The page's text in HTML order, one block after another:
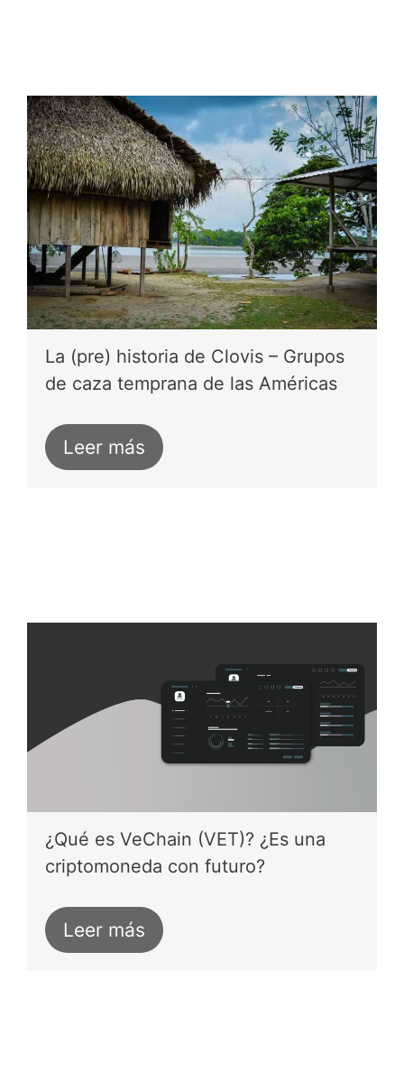
La (pre) historia de Clovis – Grupos
de caza temprana de las Américas
Leer más
¿Qué es VeChain (VET)? ¿Es una
criptomoneda con futuro?
Leer más